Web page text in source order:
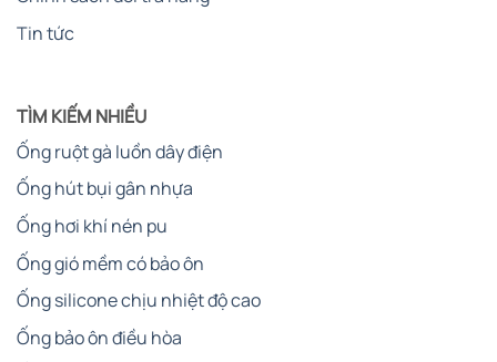
Tin tức
TÌM KIẾM NHIỀU
Ống ruột gà luồn dây điện
Ống hút bụi gân nhựa
Ống hơi khí nén pu
Ống gió mềm có bảo ôn
Ống silicone chịu nhiệt độ cao
Ống bảo ôn điều hòa